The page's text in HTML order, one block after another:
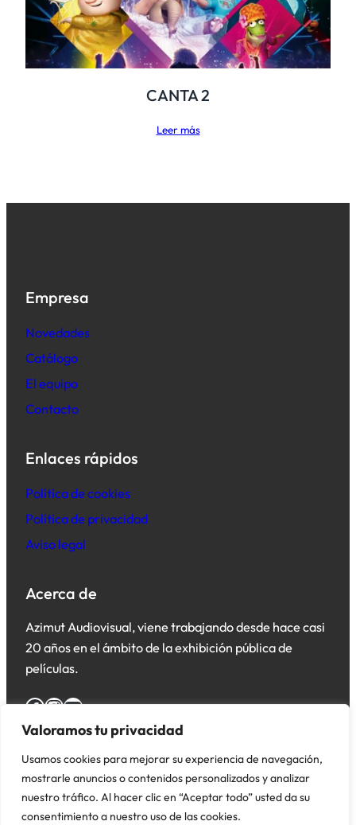
Valoramos tu privacidad
Usamos cookies para mejorar su experiencia de navegación,
mostrarle anuncios o contenidos personalizados y analizar
nuestro tráfico. Al hacer clic en “Aceptar todo” usted da su
consentimiento a nuestro uso de las cookies.
CANTA 2
Leer más
Empresa
Novedades
Catálogo
El equipo
Contacto
Enlaces rápidos
Política de cookies
Política de privacidad
Aviso legal
Acerca de
Azimut Audiovisual, viene trabajando desde hace casi
20 años en el ámbito de la exhibición pública de
películas.
Facebook InstagramYouTube